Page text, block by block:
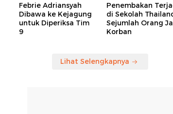
Febrie Adriansyah
Dibawa ke Kejagung
untuk Diperiksa Tim
9
Penembakan
di Sekolah
Sejumlah Orang
Korban
Lihat Selengkapnya